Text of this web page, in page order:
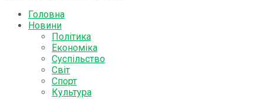
Головна
Новини
Політика
Економіка
Суспільство
Світ
Спорт
Культура